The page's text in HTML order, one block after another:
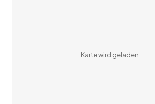
Karte wird geladen…